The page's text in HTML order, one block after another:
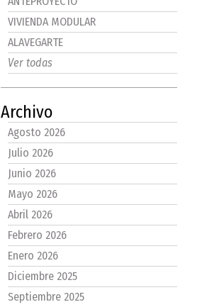
VIVIENDA MODULAR
ALAVEGARTE
Ver todas
Archivo
Agosto 2026
Julio 2026
Junio 2026
Mayo 2026
Abril 2026
Febrero 2026
Enero 2026
Diciembre 2025
Septiembre 2025